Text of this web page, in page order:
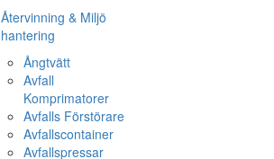
Återvinning & Miljö
hantering
Ångtvätt
Avfall
Komprimatorer
Avfalls Förstörare
Avfallscontainer
Avfallspressar